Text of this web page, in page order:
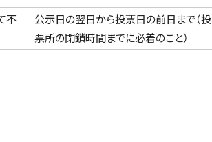
不
公示日の翌日から投票日の前日まで（投
票所の閉鎖時間までに必着のこと）